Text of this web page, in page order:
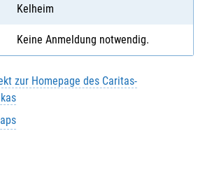
Kelheim
Keine Anmeldung notwendig.
zur Homepage des Caritas-